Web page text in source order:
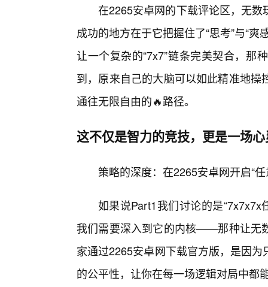
在2265安卓网的下载评论区，无
成功的地方在于它把握住了“思考”与“
让一个复杂的“7x7”链条完美契合，那
到，原来自己的大脑可以如此精准地
通往无限自由的🔥路径。
这不仅是智力的竞技，更是一场
策略的深度：在2265安卓网开启“
如果说Part1我们讨论的是
我们需要深入到它的内核——那种让无
家通过2265安卓网下载官方版，是因
的公平性，让你在每一场逻辑对局中都